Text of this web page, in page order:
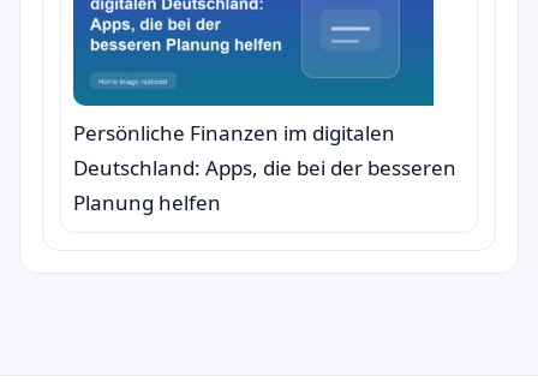
Persönliche Finanzen im digitalen
Deutschland: Apps, die bei der besseren
Planung helfen